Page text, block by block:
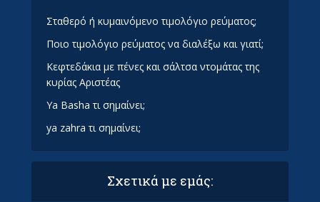
Σταθερό ή κυμαινόμενο τιμολόγιο ρεύματος;
Ποιο τιμολόγιο ρεύματος να διαλέξω και γιατί;
Κεφτεδάκια με πένες και σάλτσα ντομάτας της
κυρίας Αριστέας
Ya Basha τι σημαίνει;
ya zahra τι σημαίνει;
Σχετικά με εμάς: